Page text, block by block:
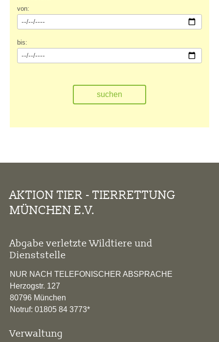
von:
bis:
AKTION TIER - TIERRETTUNG
MÜNCHEN E.V.
Abgabe verletzte Wildtiere und
Dienststelle
NUR NACH TELEFONISCHER ABSPRACHE
Herzogstr. 127
80796 München
Notruf: 01805 84 3773*
Verwaltung